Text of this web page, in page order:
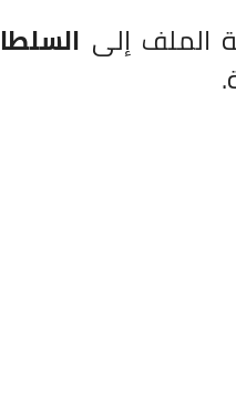
الملف إلى